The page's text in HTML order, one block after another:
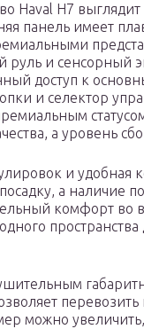
Haval H7
панель имеет
и сенсорный
доступ к
и селектор
а уровень
и удобная
а наличие
комфорт во
можно